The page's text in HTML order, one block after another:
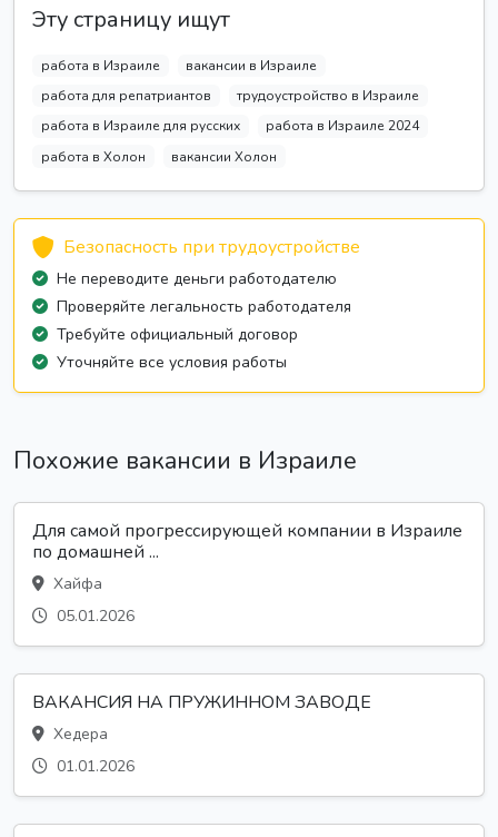
Эту страницу ищут
работа в Израиле
вакансии в Израиле
работа для репатриантов
трудоустройство в Израиле
работа в Израиле для русских
работа в Израиле 2024
работа в Холон
вакансии Холон
Безопасность при трудоустройстве
Не переводите деньги работодателю
Проверяйте легальность работодателя
Требуйте официальный договор
Уточняйте все условия работы
Похожие вакансии в Израиле
Для самой прогрессирующей компании в Израиле
по домашней ...
Хайфа
05.01.2026
ВАКАНСИЯ НА ПРУЖИННОМ ЗАВОДЕ
Хедера
01.01.2026